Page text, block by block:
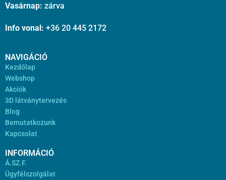
Vasárnap: zárva
Info vonal: +36 20 445 2172
NAVIGÁCIÓ
Kezdőlap
Webshop
Akciók
3D látványtervezés
Blog
Bemutatkozunk
Kapcsolat
INFORMÁCIÓ
Á.SZ.F.
Ügyfélszolgálat